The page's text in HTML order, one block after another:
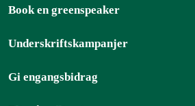
Book en greenspeaker
Underskriftskampanjer
Gi engangsbidrag